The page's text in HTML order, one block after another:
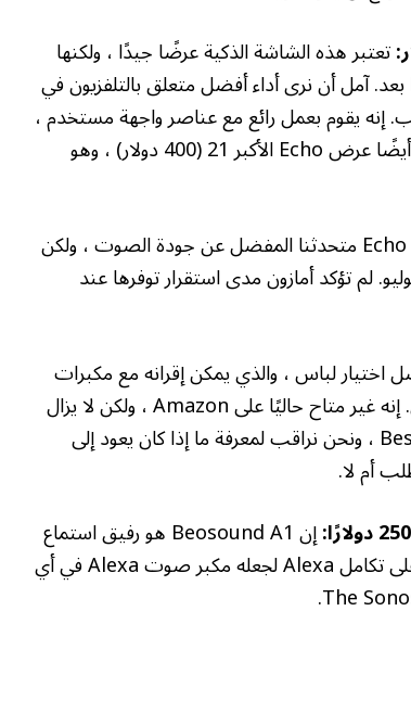
تعتبر هذه الشاشة الذكية عرضًا جيدًا ، ولكنها
آمل أن نرى أداء أفضل متعلق بالتلفزيون في
إنه يقوم بعمل رائع مع عناصر واجهة مستخدم ،
بفضل الشاشة الضخمة التي يبلغ طولها 15.6 بوصة. هناك أيضًا عرض Echo الأكبر 21 (400 دولار) ، وهو
يعد Echo Studio متحدثنا المفضل عن جودة الصوت ، ولكن
لم تؤكد أمازون مدى استقرار توفرها عند
اختيار لباس ، والذي يمكن إقرانه مع مكبرات
صوت صدى أخرى لإضافة بعض الجهير إلى جلسات المربى. إنه غير متاح حاليًا على Amazon ، ولكن لا يزال
موجودًا بالنسبة لتجار التجزئة في الطرف الثالث مثل Best Buy ، ونحن نراقب لمعرفة ما إذا كان يعود إلى
أم لا.
إن Beosound A1 هو رفيق استماع
متين وجميل ورائع ، ويحتوي هذا الإصدار من الجيل الثاني على تكامل Alexa لجعله مكبر صوت Alexa في أي